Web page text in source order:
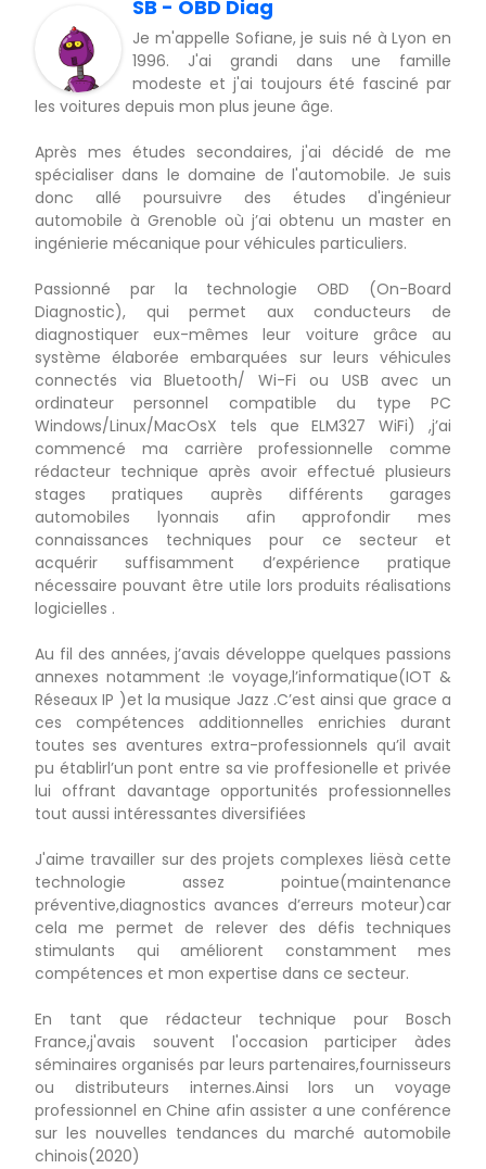
SB - OBD Diag
Je m'appelle Sofiane, je suis né à Lyon en
1996. J'ai grandi dans une famille
modeste et j'ai toujours été fasciné par
les voitures depuis mon plus jeune âge.
Après mes études secondaires, j'ai décidé de me
spécialiser dans le domaine de l'automobile. Je suis
donc allé poursuivre des études d'ingénieur
automobile à Grenoble où j’ai obtenu un master en
ingénierie mécanique pour véhicules particuliers.
Passionné par la technologie OBD (On-Board
Diagnostic), qui permet aux conducteurs de
diagnostiquer eux-mêmes leur voiture grâce au
système élaborée embarquées sur leurs véhicules
connectés via Bluetooth/ Wi-Fi ou USB avec un
ordinateur personnel compatible du type PC
Windows/Linux/MacOsX tels que ELM327 WiFi) ,j’ai
commencé ma carrière professionnelle comme
rédacteur technique après avoir effectué plusieurs
stages pratiques auprès différents garages
automobiles lyonnais afin approfondir mes
connaissances techniques pour ce secteur et
acquérir suffisamment d’expérience pratique
nécessaire pouvant être utile lors produits réalisations
logicielles .
Au fil des années, j’avais développe quelques passions
annexes notamment :le voyage,l’informatique(IOT &
Réseaux IP )et la musique Jazz .C’est ainsi que grace a
ces compétences additionnelles enrichies durant
toutes ses aventures extra-professionnels qu’il avait
pu établirl’un pont entre sa vie proffesionelle et privée
lui offrant davantage opportunités professionnelles
tout aussi intéressantes diversifiées
J'aime travailler sur des projets complexes liësà cette
technologie assez pointue(maintenance
préventive,diagnostics avances d’erreurs moteur)car
cela me permet de relever des défis techniques
stimulants qui améliorent constamment mes
compétences et mon expertise dans ce secteur.
En tant que rédacteur technique pour Bosch
France,j'avais souvent l'occasion participer àdes
séminaires organisés par leurs partenaires,fournisseurs
ou distributeurs internes.Ainsi lors un voyage
professionnel en Chine afin assister a une conférence
sur les nouvelles tendances du marché automobile
chinois(2020)